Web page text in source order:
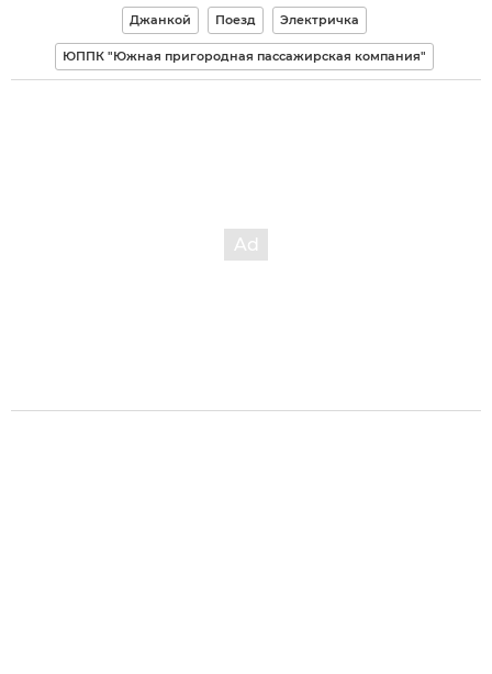
Джанкой Поезд Электричка
ЮППК "Южная пригородная пассажирская компания"